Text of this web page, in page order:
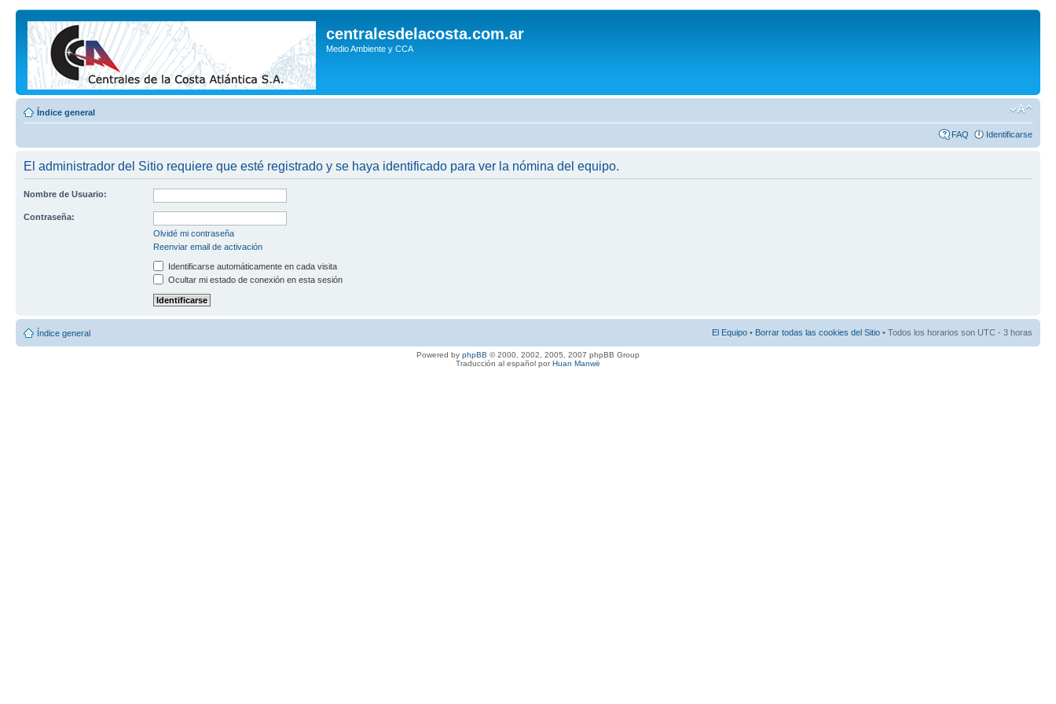
centralesdelacosta.com.ar
Medio Ambiente y CCA
Índice general
FAQ Identificarse
El administrador del Sitio requiere que esté registrado y se haya identificado para ver la nómina del equipo.
Nombre de Usuario:
Contraseña:
Olvidé mi contraseña
Reenviar email de activación
Identificarse automáticamente en cada visita
Ocultar mi estado de conexión en esta sesión
Índice general El Equipo • Borrar todas las cookies del Sitio • Todos los horarios son UTC - 3 horas
Powered by phpBB © 2000, 2002, 2005, 2007 phpBB Group
Traducción al español porHuan Manwë